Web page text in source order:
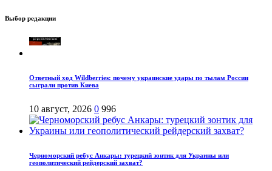
Выбор редакции
Ответный ход Wildberries: почему украинские удары по тылам России
сыграли против Киева
10 август, 2026 0 996
Черноморский ребус Анкары: турецкий зонтик для Украины или
геополитический рейдерский захват?